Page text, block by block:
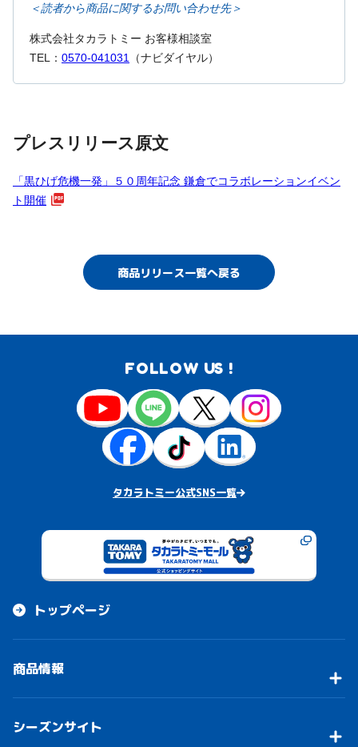
＜読者から商品に関するお問い合わせ先＞
株式会社タカラトミー お客様相談室
TEL： 0570-041031 （ナビダイヤル）
プレスリリース原文
「黒ひげ危機一発」５０周年記念 鎌倉でコラボレーションイベン
ト開催
商品リリース一覧へ戻る
FOLLOW US !
タカラトミー公式SNS一覧
トップページ
商品情報
シーズンサイト